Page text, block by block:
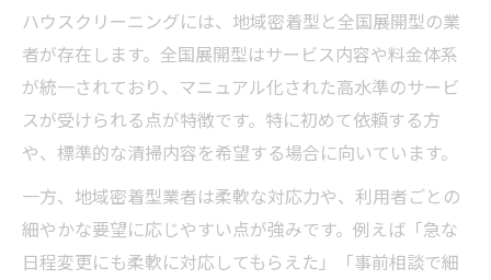
ハウスクリーニングには、地域密着型と全国展開型の業
者が存在します。全国展開型はサービス内容や料金体系
が統一されており、マニュアル化された高水準のサービ
スが受けられる点が特徴です。特に初めて依頼する方
や、標準的な清掃内容を希望する場合に向いています。
一方、地域密着型業者は柔軟な対応力や、利用者ごとの
細やかな要望に応じやすい点が強みです。例えば「急な
日程変更にも柔軟に対応してもらえた」「事前相談で細